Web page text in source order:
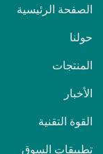
الصفحة الرئيسية
حولنا
المنتجات
الأخبار
القوة التقنية
تطبيقات السوق